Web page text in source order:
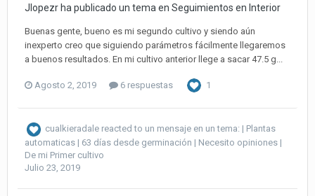
Jlopezr ha publicado un tema en Seguimientos en Interior
Buenas gente, bueno es mi segundo cultivo y siendo aún
inexperto creo que siguiendo parámetros fácilmente llegaremos
a buenos resultados. En mi cultivo anterior llege a sacar 47.5 g...
Agosto 2, 2019 6 respuestas 1
cualkieradale reacted to un mensaje en un tema: | Plantas
automaticas | 63 días desde germinación | Necesito opiniones |
De mi Primer cultivo
Julio 23, 2019